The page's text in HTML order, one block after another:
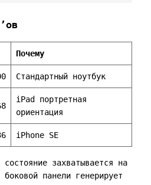
Почему
Стандартный ноутбук
iPad портретная
ориентация
iPhone SE
состояние захватывается на
панели генерирует